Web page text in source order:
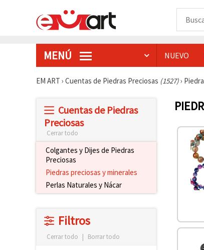
MENÚ NUEVO
EM ART › Cuentas de Piedras Preciosas (1527)›
Cuentas de Piedras
Preciosas
Cerrar todo
Colgantes y Dijes de Piedras
Preciosas
Piedras preciosas y minerales
Perlas Naturales y Nácar
Filtros
Cerrar todo | Borrar todo